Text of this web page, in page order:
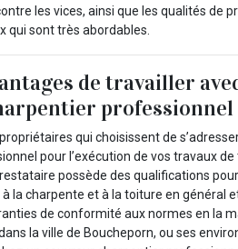
les vices, ainsi que les qualités de
qui sont très abordables.
de travailler
professionnel
qui choisissent de
pour l’exécution de vos travaux de
possède des qualifications
la charpente et à la toiture en général
de conformité aux normes en la
la ville de Boucheporn, ou ses